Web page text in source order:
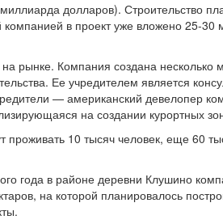
долларов). Строительство
компанией в проект уже вложено 25-30
рынке. Компания создана несколько
Ее учредителем является
— американский девелопер
на создании курортных
10 тысяч человек, еще 60
года в районе деревни Клушино
на которой планировалось